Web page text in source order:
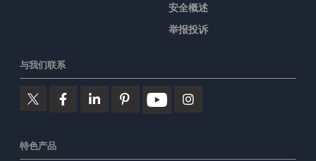
安全概述
举报投诉
与我们联系
特色产品